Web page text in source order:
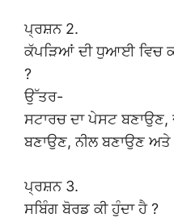
ਪ੍ਰਸ਼ਨ 2.
ਕੱਪੜਿਆਂ ਦੀ ਧੁਆਈ ਵਿਚ
?
ਉੱਤਰ-
ਸਟਾਰਚ ਦਾ ਪੇਸਟ
ਬਣਾਉਣ, ਨੀਲ ਬਣਾਉਣ
ਪ੍ਰਸ਼ਨ 3.
ਸਬਿੰਗ ਬੋਰਡ ਕੀ ਹੁੰਦਾ ਹੈ ?